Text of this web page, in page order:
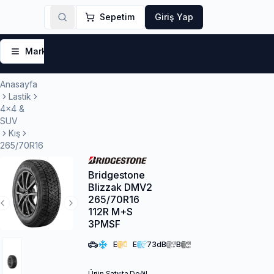
Sepetim Giriş Yap
Markalar
Anasayfa
Lastik
4x4 &
SUV
Kış
265/70R16
Next Slide
Previous Slide
Bridgestone
Blizzak DMV2
265/70R16
112R M+S
3PMSF
E E 73dB B